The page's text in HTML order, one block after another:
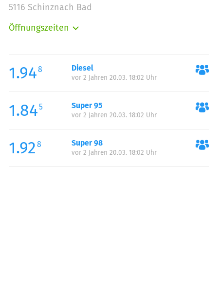
5116 Schinznach Bad
Öffnungszeiten
Mittwoch:
00:00-24:00
Donnerstag:
Samstag:
00:00-24:00
Sonntag:
1.948 Diesel
vor 2 Jahren 20.03. 18:02 Uhr
1.845 Super 95
vor 2 Jahren 20.03. 18:02 Uhr
1.92 8 Super 98
vor 2 Jahren 20.03. 18:02 Uhr